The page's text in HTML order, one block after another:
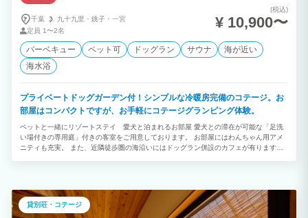
千葉 九十九里・ 銚子・ 一宮
定員 1〜2名
(税込)
¥ 10,900〜
バーベキュー ペット可 ドッグラン サウナ
海が近い
海水浴
プライベートドッグガーデン付！シンプルな冷暖房完備のコテージ。お
部屋はコンパクトですが、お手軽にコテージグランピング体験。
ペットと一緒にリゾートステイ 愛犬と泊まれるお部屋 愛犬との滞在が可能な「足洗
い場付きの専用庭」付きの客室をご用意しております。 お部屋にはわんちゃん用アメ
ニティも充実。 また、近隣徒歩圏の海沿いにはドッグラン併設のカフェが有ります。
トステイをお楽しみください。
貸別荘・コテージ